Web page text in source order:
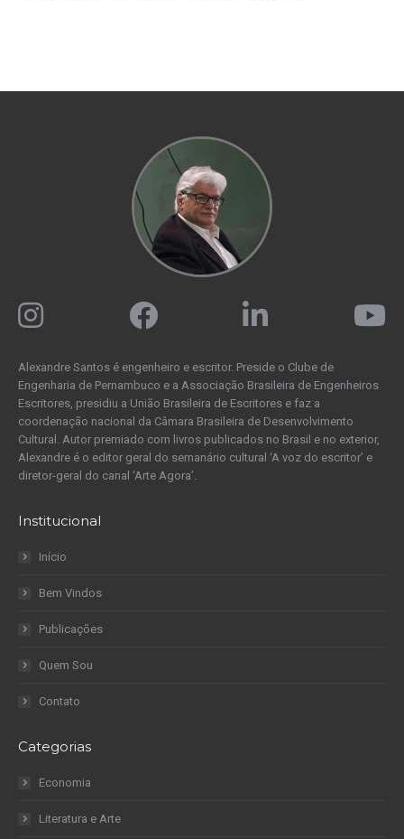
Alexandre Santos é engenheiro e escritor. Preside o Clube de
Engenharia de Pernambuco e a Associação Brasileira de Engenheiros
Escritores, presidiu a União Brasileira de Escritores e faz a
coordenação nacional da Câmara Brasileira de Desenvolvimento
Cultural. Autor premiado com livros publicados no Brasil e no exterior,
Alexandre é o editor geral do semanário cultural ‘A voz do escritor’ e
diretor-geral do canal ‘Arte Agora’.
Institucional
Início
Bem Vindos
Publicações
Quem Sou
Contato
Categorias
Economia
Literatura e Arte